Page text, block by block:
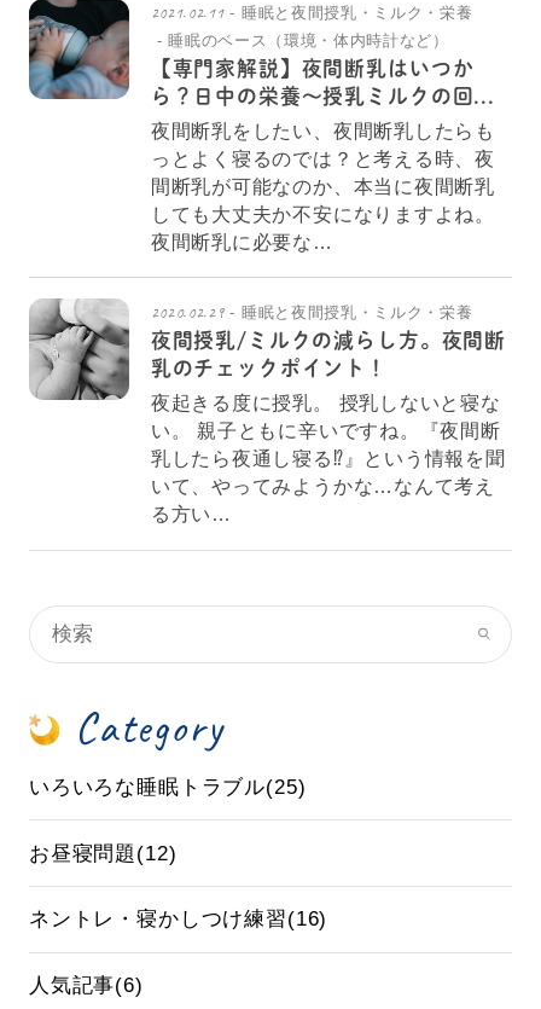
2021.02.11
睡眠と夜間授乳・ミルク・栄養
睡眠のベース（環境・体内時計など）
【専門家解説】夜間断乳はいつか
ら？日中の栄養～授乳ミルクの回...
夜間断乳をしたい、夜間断乳したらも
っとよく寝るのでは？と考える時、夜
間断乳が可能なのか、本当に夜間断乳
しても大丈夫か不安になりますよね。
夜間断乳に必要な…
2020.02.29 睡眠と夜間授乳・ミルク・栄養
夜間授乳/ミルクの減らし方。夜間断
乳のチェックポイント！
夜起きる度に授乳。 授乳しないと寝な
い。 親子ともに辛いですね。『夜間断
乳したら夜通し寝る⁉』という情報を聞
いて、やってみようかな…なんて考え
る方い…
Category
いろいろな睡眠トラブル(25)
お昼寝問題(12)
ネントレ・寝かしつけ練習(16)
人気記事(6)